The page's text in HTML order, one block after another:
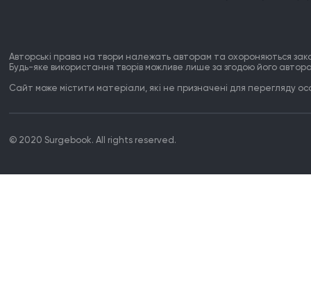
Авторські права на твори належать авторам та охороняються
Будь-яке використання творів можливе лише за згодою його
Сайт може містити матеріали, які не призначені для перегляду
© 2020 Surgebook. All rights reserved.